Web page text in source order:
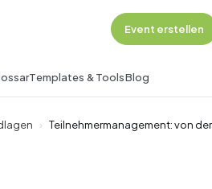
Event erstellen
Templates & ToolsBlog
› Teilnehmermanagement: von der